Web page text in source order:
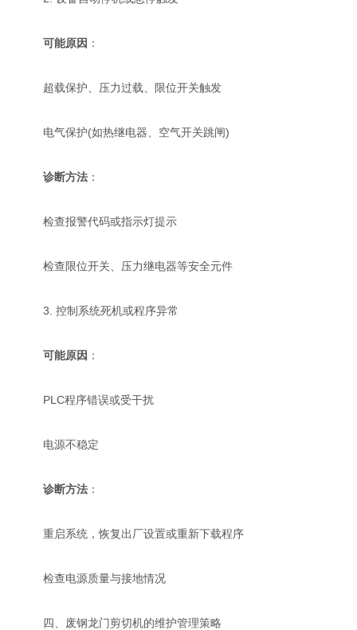
可能原因 ：
超载保护、压力过载、限位开关触发
电气保护(如热继电器、空气开关跳闸)
诊断方法 ：
检查报警代码或指示灯提示
检查限位开关、压力继电器等安全元件
3. 控制系统死机或程序异常
可能原因 ：
PLC程序错误或受干扰
电源不稳定
诊断方法 ：
重启系统，恢复出厂设置或重新下载程序
检查电源质量与接地情况
四、废钢龙门剪切机的维护管理策略